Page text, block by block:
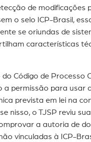
de modificações
o selo ICP-Brasil,
se oriundas de
características
Código de Processo
a permissão para usar
prevista em lei na
nisso, o TJSP reviu
a autoria de
vinculadas à ICP-